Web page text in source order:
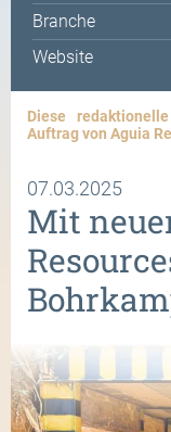
Branche
Website
Diese
Auftrag von Aguia
07.03.2025
Mit